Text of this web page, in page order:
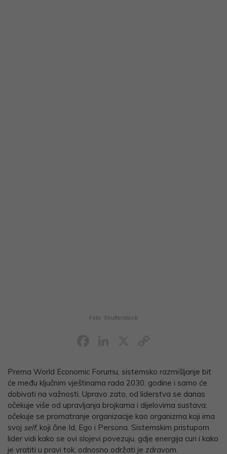
Foto: Shutterstock
Prema World Economic Forumu, sistemsko razmišljanje bit
će među ključnim vještinama rada 2030. godine i samo će
dobivati na važnosti. Upravo zato, od liderstva se danas
očekuje više od upravljanja brojkama i dijelovima sustava:
očekuje se promatranje organizacije kao organizma koji ima
svoj self, koji čine Id, Ego i Persona. Sistemskim pristupom
lider vidi kako se ovi slojevi povezuju, gdje energija curi i kako
je vratiti u pravi tok, odnosno održati je zdravom.